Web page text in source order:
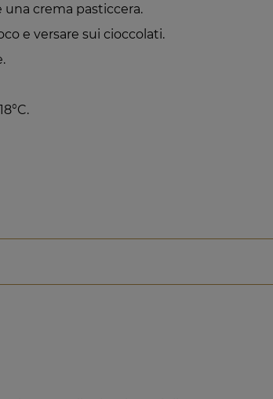
una crema pasticcera.
e versare sui cioccolati.